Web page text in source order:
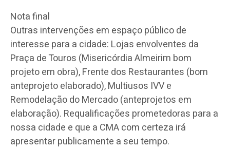
Nota final
Outras intervenções em espaço público de
interesse para a cidade: Lojas envolventes da
Praça de Touros (Misericórdia Almeirim bom
projeto em obra), Frente dos Restaurantes (bom
anteprojeto elaborado), Multiusos IVV e
Remodelação do Mercado (anteprojetos em
elaboração). Requalificações prometedoras para a
nossa cidade e que a CMA com certeza irá
apresentar publicamente a seu tempo.